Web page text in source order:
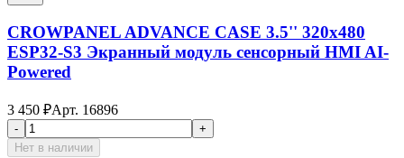
CROWPANEL ADVANCE CASE 3.5'' 320x480
ESP32-S3 Экранный модуль сенсорный HMI AI-
Powered
3 450 ₽Арт. 16896
-
+
Нет в наличии